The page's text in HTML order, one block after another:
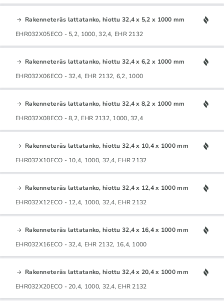
Rakenneteräs lattatanko, hiottu 32,4 x 5,2 x 1000 mm
EHR032X05ECO - 5,2, 1000, 32,4, EHR 2132
Rakenneteräs lattatanko, hiottu 32,4 x 6,2 x 1000 mm
EHR032X06ECO - 32,4, EHR 2132, 6,2, 1000
Rakenneteräs lattatanko, hiottu 32,4 x 8,2 x 1000 mm
EHR032X08ECO - 8,2, EHR 2132, 1000, 32,4
Rakenneteräs lattatanko, hiottu 32,4 x 10,4 x 1000 mm
EHR032X10ECO - 10,4, 1000, 32,4, EHR 2132
Rakenneteräs lattatanko, hiottu 32,4 x 12,4 x 1000 mm
EHR032X12ECO - 12,4, 1000, 32,4, EHR 2132
Rakenneteräs lattatanko, hiottu 32,4 x 16,4 x 1000 mm
EHR032X16ECO - 32,4, EHR 2132, 16,4, 1000
Rakenneteräs lattatanko, hiottu 32,4 x 20,4 x 1000 mm
EHR032X20ECO - 20,4, 1000, 32,4, EHR 2132